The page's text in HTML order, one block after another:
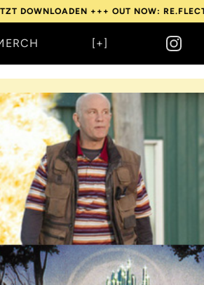
+++OUT NOW: RE.FLECT
[+]